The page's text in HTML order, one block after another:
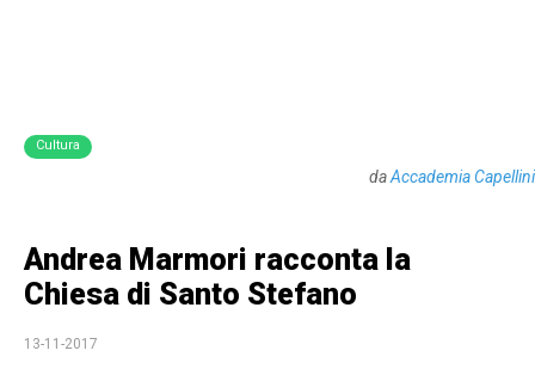
Cultura
daAccademia Capellini
Andrea Marmori racconta la
Chiesa di Santo Stefano
13-11-2017